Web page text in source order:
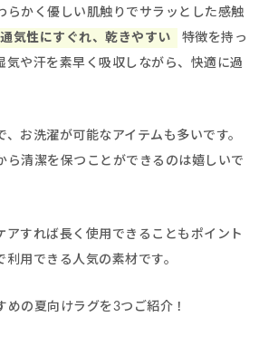
らかく優しい肌触りでサラッとした感触
通気性にすぐれ、乾きやすい
特徴を持っ
気や汗を素早く吸収しながら、快適に過
お洗濯が可能なアイテムも多いです。
ら清潔を保つことができるのは嬉しいで
アすれば長く使用できることもポイント
用できる人気の素材です。
めの夏向けラグを3つご紹介！